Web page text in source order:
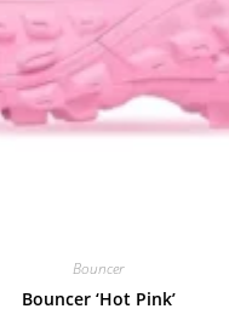
Bouncer
Bouncer ‘Hot Pink’